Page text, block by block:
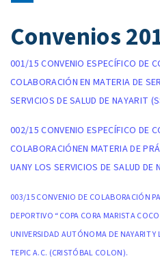
Convenios
001/15 CONVENIO ESPECÍFICO DE
COLABORACIÓN EN MATERIA DE
SERVICIOS DE SALUD DE NAYARIT
002/15 CONVENIO ESPECÍFICO DE
COLABORACIÓNEN MATERIA DE
UANY LOS SERVICIOS DE SALUD DE
003/15 CONVENIO DE COLABORACIÓN
DEPORTIVO “COPA CORA MARISTA
UNIVERSIDAD AUTÓNOMA DE NAYARIT Y
TEPIC A.C. (CRISTÓBAL COLON).